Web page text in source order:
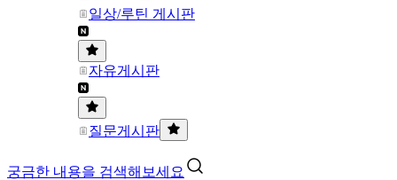
일상/루틴 게시판
자유게시판
질문게시판
궁금한 내용을 검색해보세요